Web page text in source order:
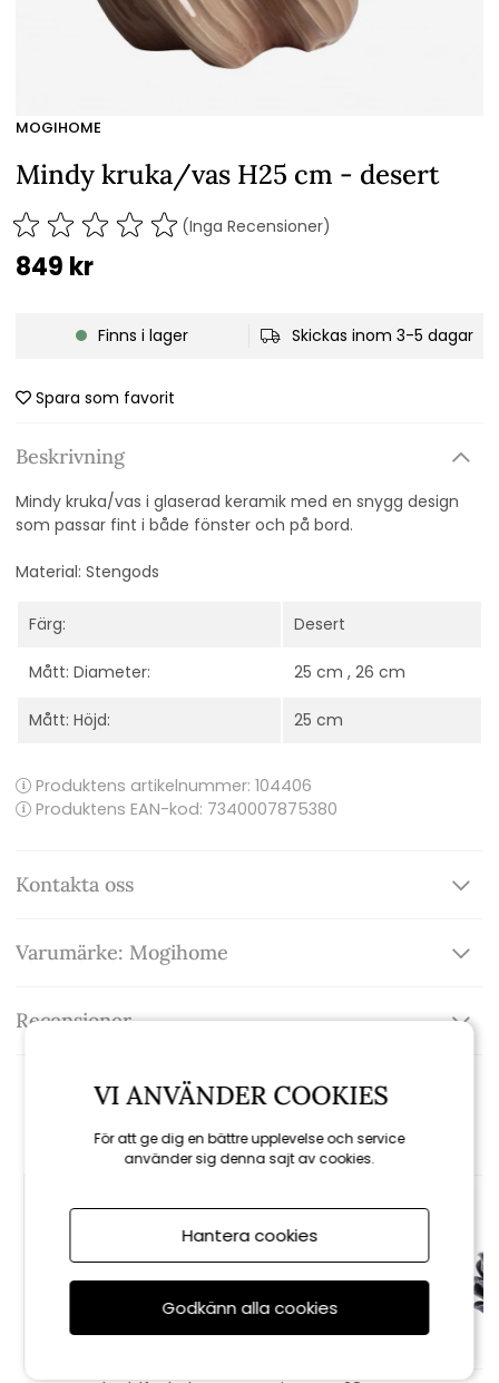
MOGIHOME
Mindy kruka/vas H25 cm - desert
(Inga Recensioner)
849 kr
Finns i lager Skickas inom 3-5 dagar
Spara som favorit
Beskrivning
Mindy kruka/vas i glaserad keramik med en snygg design
som passar fint i både fönster och på bord.
Material: Stengods
Färg: Desert
Mått: Diameter: 25 cm , 26 cm
Mått: Höjd: 25 cm
Produktens artikelnummer: 104406
Produktens EAN-kod: 7340007875380
Kontakta oss
Varumärke: Mogihome
Recensioner
Rekommenderade tillbehör
VI ANVÄNDER COOKIES
För att ge dig en bättre upplevelse och service
använder sig denna sajt av cookies.
Hantera cookies
Godkänn alla cookies